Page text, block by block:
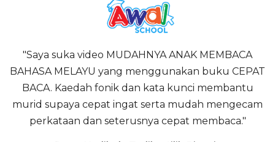
"Saya suka video MUDAHNYA ANAK MEMBACA
BAHASA MELAYU yang menggunakan buku CEPAT
BACA. Kaedah fonik dan kata kunci membantu
murid supaya cepat ingat serta mudah mengecam
perkataan dan seterusnya cepat membaca."